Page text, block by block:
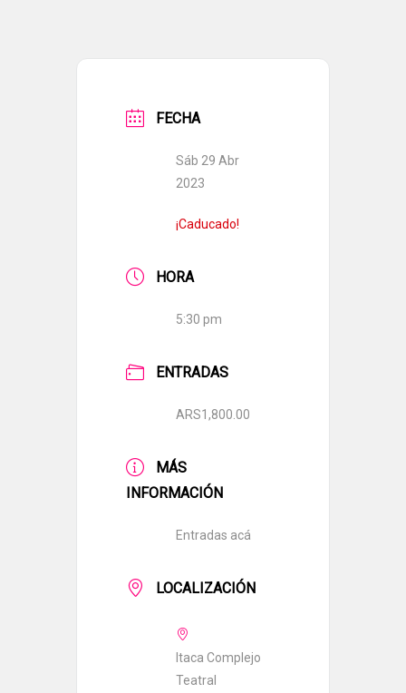
FECHA
Sáb 29 Abr
2023
¡Caducado!
HORA
5:30 pm
ENTRADAS
ARS1,800.00
MÁS
INFORMACIÓN
Entradas acá
LOCALIZACIÓN
Itaca Complejo
Teatral